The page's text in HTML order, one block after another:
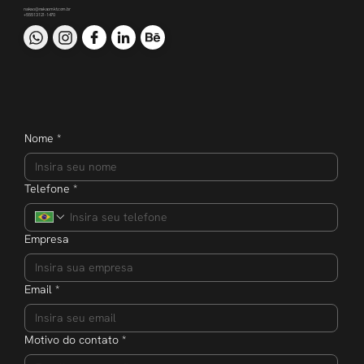
nakao@nakaomkt.com.br
+55 51 3121-1470
Nome *
Telefone *
Empresa
Email *
Motivo do contato *